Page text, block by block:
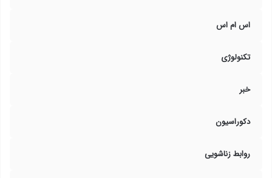
اس ام اس
تکنولوژی
خبر
دکوراسیون
روابط زناشویی